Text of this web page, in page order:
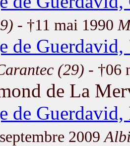
- †11 mai 1990
de
(29) - †06
de La
de Guerdavid,
2009